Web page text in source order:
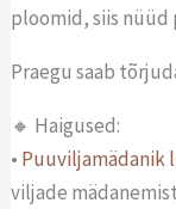
ploomid, siis
Praegu saab
🔸 Haigused:
•
viljade